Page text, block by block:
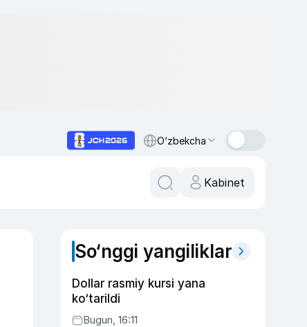
O‘zbekcha
Kabinet
So‘nggi yangiliklar
Dollar rasmiy kursi yana
ko‘tarildi
Bugun, 16:11